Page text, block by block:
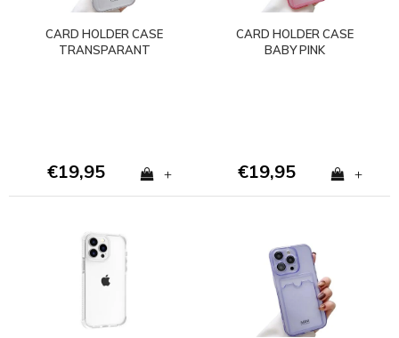
CARD HOLDER CASE
TRANSPARANT
€19,95 +
CARD HOLDER CASE
BABY PINK
€19,95 +